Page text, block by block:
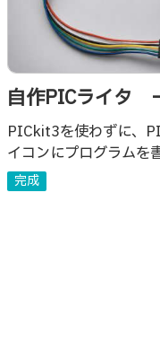
自作PICライタ
いてPICマイコン
PICkit3を使わずに、
イコンにプログラムを
ご紹介します。
完成